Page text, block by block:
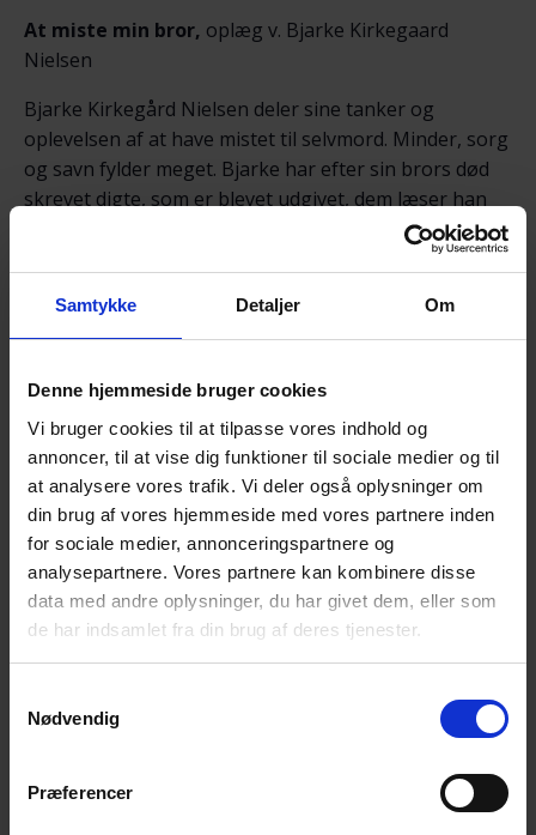
Samtykke Detaljer Om
Denne hjemmeside bruger cookies
Vi bruger cookies til at tilpasse vores indhold og
annoncer, til at vise dig funktioner til sociale medier og til
at analysere vores trafik. Vi deler også oplysninger om
din brug af vores hjemmeside med vores partnere inden
for sociale medier, annonceringspartnere og
analysepartnere. Vores partnere kan kombinere disse
data med andre oplysninger, du har givet dem, eller som
de har indsamlet fra din brug af deres tjenester.
Nødvendig
Præferencer
At miste min bror, oplæg v. Bjarke Kirkegaard
Nielsen
Bjarke Kirkegård Nielsen deler sine tanker og
oplevelsen af at have mistet til selvmord. Minder, sorg
og savn fylder meget. Bjarke har efter sin brors død
skrevet digte, som er blevet udgivet, dem læser han
30 digte efter et
Bjarke var en af gæsterne i ”Klog på Sprog” d. 8.
november, hvor overskriften var ”Må vi tale om
På denne aften vil der være oplæg ved Bjarke, men
der vil også være tid til vende sine tanker med andre
efterladte.
Her er det OK at tale om sorgen, savnet og de svære
følelser.
Det der tales om, er i fortrolighed mellem deltagerne.
Afrunding – Farvel og tak for i aften.
NB! – Tilmelding senest søndag 16. marts kl. 18.00
https://efterladte.nemtilmeld.dk/431/